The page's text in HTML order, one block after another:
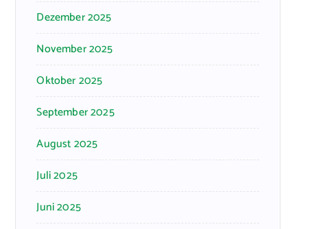
Dezember 2025
November 2025
Oktober 2025
September 2025
August 2025
Juli 2025
Juni 2025